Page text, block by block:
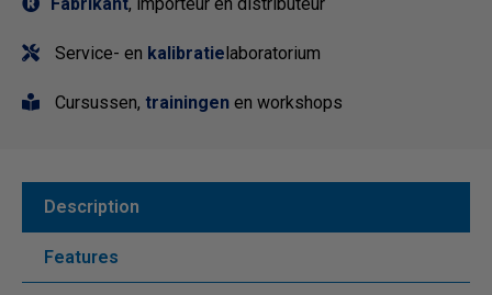
Service- en kalibratielaboratorium
Cursussen, trainingen en workshops
Description
Features